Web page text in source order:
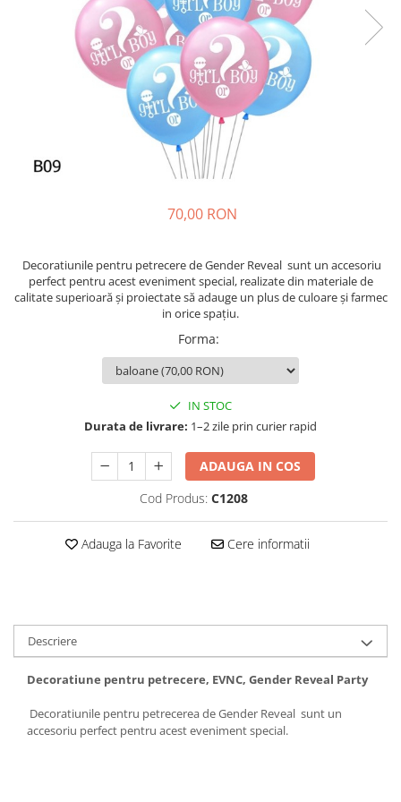
70,00 RON
Decoratiunile pentru petrecere de Gender Reveal sunt un accesoriu
perfect pentru acest eveniment special, realizate din materiale de
calitate superioară și proiectate să adauge un plus de culoare și farmec
in orice spațiu.
Forma:
IN STOC
Durata de livrare: 1–2 zile prin curier rapid
ADAUGA IN COS
Cod Produs: C1208
Adauga la Favorite Cere informatii
Descriere
Decoratiune pentru petrecere, EVNC, Gender Reveal Party
Decoratiunile pentru petrecerea de Gender Reveal sunt un
accesoriu perfect pentru acest eveniment special.